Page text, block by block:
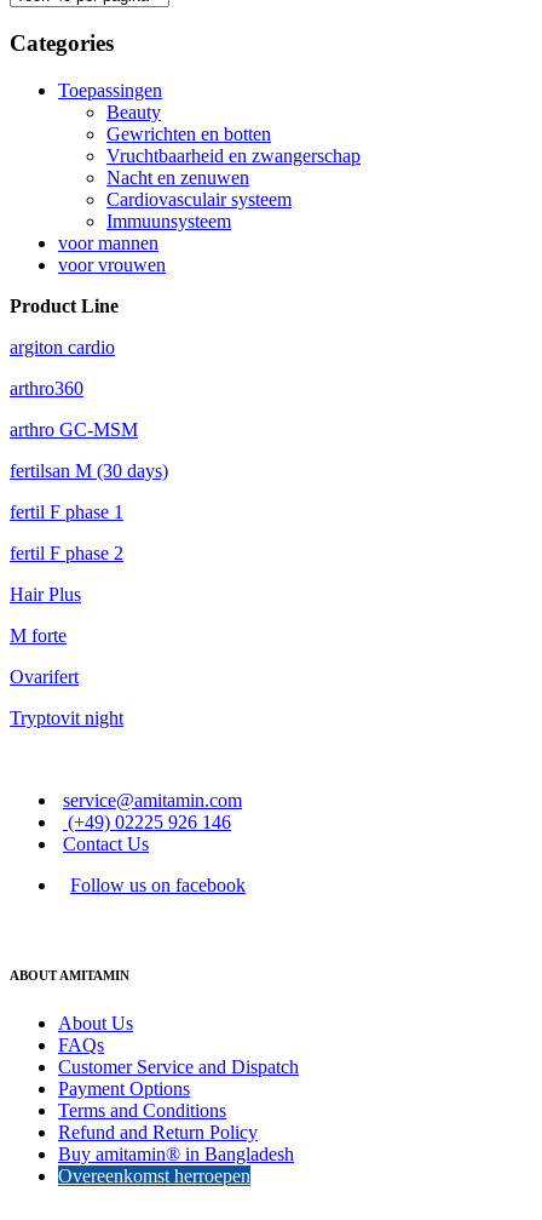
Categories
Toepassingen
Beauty
Gewrichten en botten
Vruchtbaarheid en zwangerschap
Nacht en zenuwen
Cardiovasculair systeem
Immuunsysteem
voor mannen
voor vrouwen
Product Line
argiton cardio
arthro360
arthro GC-MSM
fertilsan M (30 days)
fertil F phase 1
fertil F phase 2
Hair Plus
M forte
Ovarifert
Tryptovit night
service@amitamin.com
(+49) 02225 926 146
Contact Us
Follow us on facebook
ABOUT AMITAMIN
About Us
FAQs
Customer Service and Dispatch
Payment Options
Terms and Conditions
Refund and Return Policy
Buy amitamin® in Bangladesh
Overeenkomst herroepen